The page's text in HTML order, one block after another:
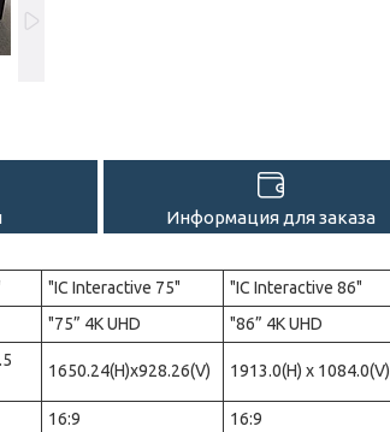
Информация для заказа
"IC Interactive 75"
"IC Interactive 86"
"75” 4K UHD "86” 4K UHD
1650.24(H)x928.26(V) 1913.0(H) x 1084.0(V)
16:9
16:9